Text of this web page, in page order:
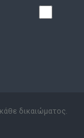
δικαιώματος.